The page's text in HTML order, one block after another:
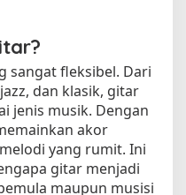
sangat fleksibel. Dari
dan klasik, gitar
jenis musik. Dengan
akor
yang rumit. Ini
gitar menjadi
maupun musisi